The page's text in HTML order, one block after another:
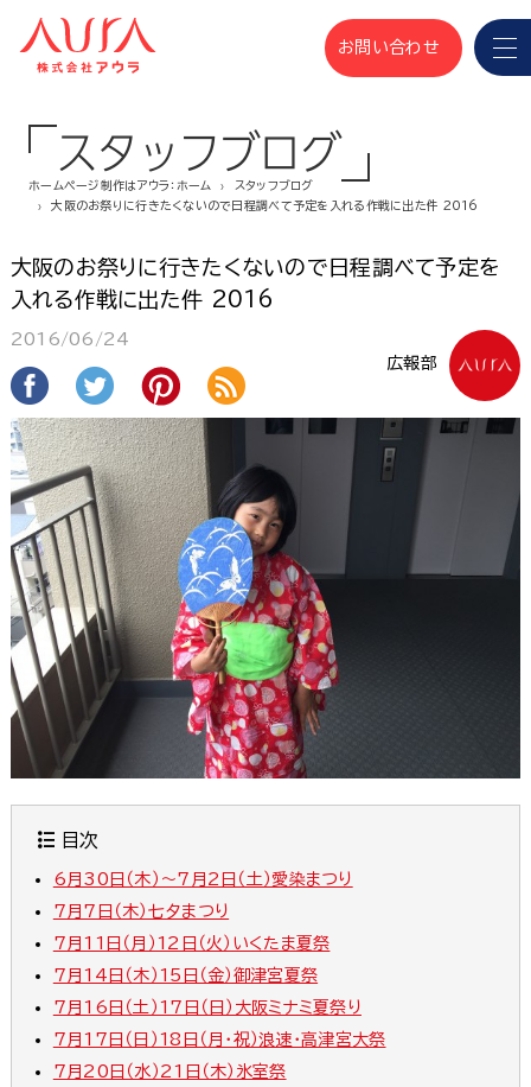
お問い合わせ
スタッフブログ
ホームページ制作はアウラ：ホーム
スタッフブログ
大阪のお祭りに行きたくないので日程調べて予定を入れる作戦に出た件 2016
大阪のお祭りに行きたくないので日程調べて予定を
入れる作戦に出た件 2016
広報部
2016/06/24
目次
6月30日（木）～7月2日（土）愛染まつり
7月7日（木）七夕まつり
7月11日（月）12日（火）いくたま夏祭
7月14日（木）15日（金）御津宮夏祭
7月16日（土）17日（日）大阪ミナミ夏祭り
7月17日（日）18日（月・祝）浪速・高津宮大祭
7月20日（水）21日（木）氷室祭